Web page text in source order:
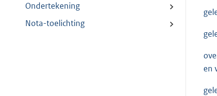
Ondertekening
Nota-toelichting
en